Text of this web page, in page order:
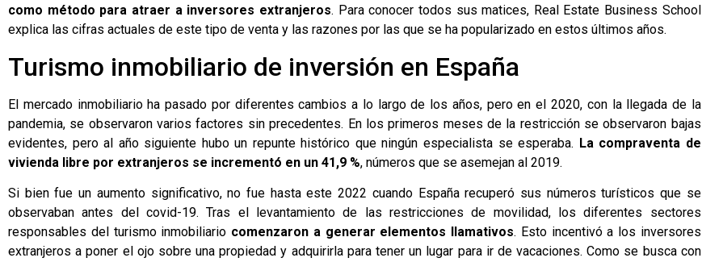
como método para atraer a inversores extranjeros. Para conocer todos sus matices, Real Estate Business School
explica las cifras actuales de este tipo de venta y las razones por las que se ha popularizado en estos últimos años.
Turismo inmobiliario de inversión en España
El mercado inmobiliario ha pasado por diferentes cambios a lo largo de los años, pero en el 2020, con la llegada de la
pandemia, se observaron varios factores sin precedentes. En los primeros meses de la restricción se observaron bajas
evidentes, pero al año siguiente hubo un repunte histórico que ningún especialista se esperaba. La compraventa de
vivienda libre por extranjeros se incrementó en un 41,9 %, números que se asemejan al 2019.
Si bien fue un aumento significativo, no fue hasta este 2022 cuando España recuperó sus números turísticos que se
observaban antes del covid-19. Tras el levantamiento de las restricciones de movilidad, los diferentes sectores
responsables del turismo inmobiliario comenzaron a generar elementos llamativos. Esto incentivó a los inversores
extranjeros a poner el ojo sobre una propiedad y adquirirla para tener un lugar para ir de vacaciones. Como se busca con